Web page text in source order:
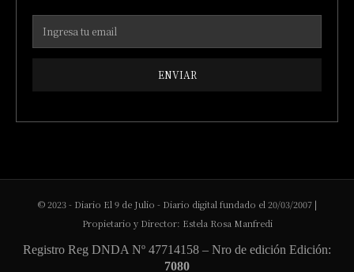
ENVIAR
© 2023 - Diario El 9 de Julio - Diario digital fundado el 20/03/2007 |
Propietario y Director: Estela Rosa Manfredi
Registro Reg DNDA Nº 47714158 – Nro de edición Edición:
7080